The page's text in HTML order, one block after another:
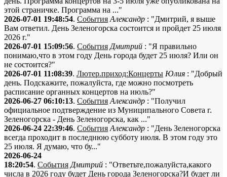
этой страничке. Программа на ..."
2026-07-01 19:48:54. События Александр : "Дмитрий, я выше
Вам ответил. День Зеленогорска состоится и пройдет 25 июля
2026 г."
2026-07-01 15:09:56. События Дмитрий : "Я правильно
понимаю,что в этом году День города будет 25 июля? Или он
не состоится?"
2026-07-01 11:08:39. Лютер.приход:Концерты Юлия : "Добрый
день. Подскажите, пожалуйста, где можно посмотреть
расписание органных концертов на июль?"
2026-06-27 06:10:13. События Александр : "Получил
официальное подтверждение из Муниципального Совета г.
Зеленогорска - День Зеленогорска, как ..."
2026-06-24 22:39:46. События Александр : "День Зеленогорска
всегда проходит в последнюю субботу июля. В этом году это
25 июля. Я думаю, что бу..."
2026-06-24
18:20:54. События Дмитрий : "Ответьте,пожалуйста,какого
числа в 2026 году будет День города Зеленогорска?И будет ли